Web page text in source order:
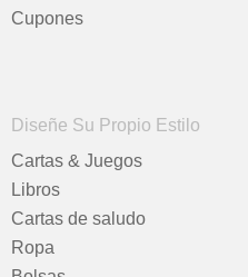
Cupones
Diseñe Su Propio Estilo
Cartas & Juegos
Libros
Cartas de saludo
Ropa